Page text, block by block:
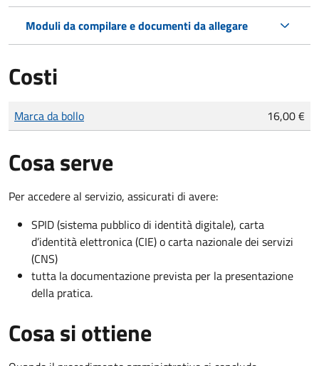
Moduli da compilare e documenti da allegare
Costi
Tipo di pagamento
Importo
Marca da bollo 16,00 €
Cosa serve
Per accedere al servizio, assicurati di avere:
SPID (sistema pubblico di identità digitale), carta
d’identità elettronica (CIE) o carta nazionale dei servizi
(CNS)
tutta la documentazione prevista per la presentazione
della pratica.
Cosa si ottiene